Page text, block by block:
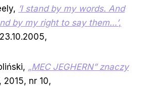
’I stand by my words. And
by my right to say them…’,
„MEC JEGHERN” znaczy
2015, nr 10,